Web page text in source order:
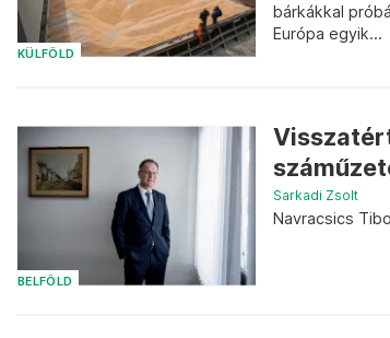
KÜLFÖLD
bárkákkal
Európa egyik...
BELFÖLD
Sarkadi Zsolt
Navracsics